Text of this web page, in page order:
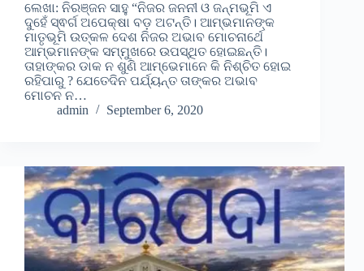
ଲେଖା: ନିରଞ୍ଜନ ସାହୁ “ନିଜର ଜନନୀ ଓ ଜନ୍ମଭୂମି ଏ
ଦୁହେଁ ସ୍ଵର୍ଗ ଅପେକ୍ଷା ବଡ଼ ଅଟନ୍ତି। ଆମ୍ଭମାନଙ୍କ
ମାତୃଭୂମି ଉତ୍କଳ ଦେଶ ନିଜର ଅଭାବ ମୋଚନାର୍ଥେ
ଆମ୍ଭମାନଙ୍କ ସମ୍ମୁଖରେ ଉପସ୍ଥିତ ହୋଇଛନ୍ତି।
ତାହାଙ୍କର ଡାକ ନ ଶୁଣି ଆମ୍ଭେମାନେ କି ନିଶ୍ଚିତ ହୋଇ
ରହିପାରୁ ? ଯେତେଦିନ ପର୍ଯ୍ୟନ୍ତ ତାଙ୍କର ଅଭାବ
ମୋଚନ ନ…
admin
September 6, 2020